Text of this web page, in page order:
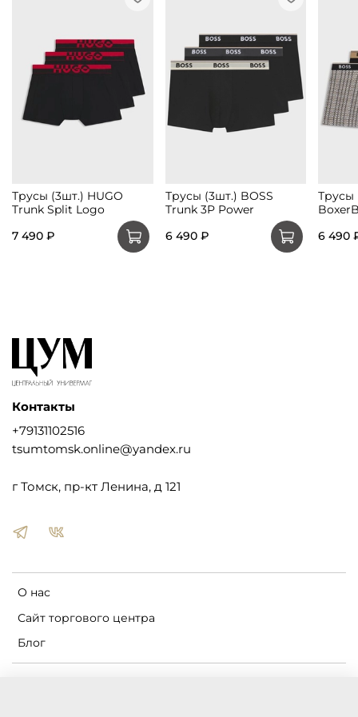
Трусы (3шт.) HUGO
Trunk Split Logo
7 490 ₽
Трусы (3шт.) BOSS
Trunk 3P Power
6 490 ₽
Трусы
6 490
О нас
Сайт торгового центра
Блог
Контакты
+79131102516
tsumtomsk.online@yandex.ru
г Томск, пр-кт Ленина, д 121